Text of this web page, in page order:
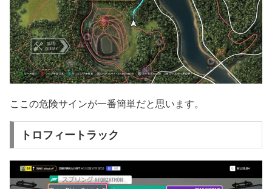
ここの危険サインが一番簡単だと思います。
トロフィートラック